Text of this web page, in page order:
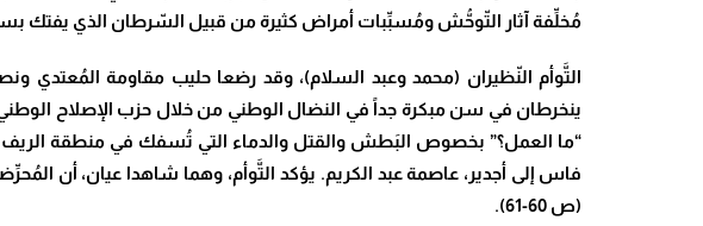
مُخلِّفة آثار التّوحُّش ومُسبِّبات أمراض كثيرة من قبيل السّرطان الذي يفتك
التَّوأم النّظيران (محمد وعبد السلام)، وقد رضعا حليب مقاومة المُعتدي
ينخرطان في سن مبكرة جداً في النضال الوطني من خلال حزب الإصلاح
فاس إلى أجدير، عاصمة عبد الكريم. يؤكد التَّوأم، وهما شاهدا عيان، أن
(ص 60-61)
.